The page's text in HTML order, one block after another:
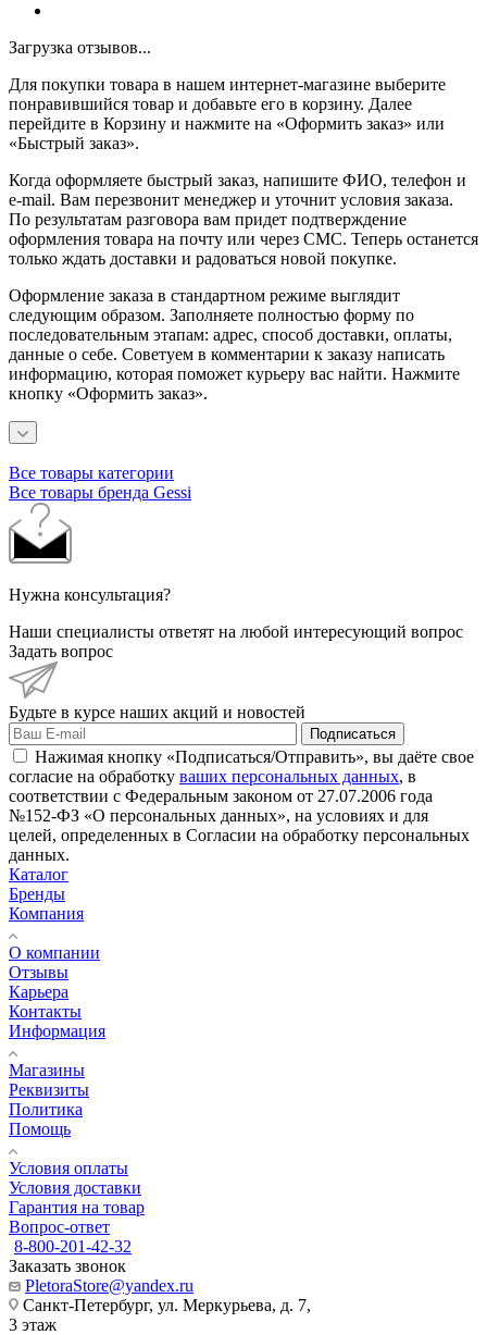
Загрузка отзывов...
Для покупки товара в нашем интернет-магазине выберите
понравившийся товар и добавьте его в корзину. Далее
перейдите в Корзину и нажмите на «Оформить заказ» или
«Быстрый заказ».
Когда оформляете быстрый заказ, напишите ФИО, телефон и
e-mail. Вам перезвонит менеджер и уточнит условия заказа.
По результатам разговора вам придет подтверждение
оформления товара на почту или через СМС. Теперь останется
только ждать доставки и радоваться новой покупке.
Оформление заказа в стандартном режиме выглядит
следующим образом. Заполняете полностью форму по
последовательным этапам: адрес, способ доставки, оплаты,
данные о себе. Советуем в комментарии к заказу написать
информацию, которая поможет курьеру вас найти. Нажмите
кнопку «Оформить заказ».
Все товары категории
Все товары бренда Gessi
Нужна консультация?
Наши специалисты ответят на любой интересующий вопрос
Задать вопрос
Будьте в курсе наших акций и новостей
Подписаться
Нажимая кнопку «Подписаться/Отправить», вы даёте свое
согласие на обработку ваших персональных данных, в
соответствии с Федеральным законом от 27.07.2006 года
№152-ФЗ «О персональных данных», на условиях и для
целей, определенных в Согласии на обработку персональных
данных.
Каталог
Бренды
Компания
О компании
Отзывы
Карьера
Контакты
Информация
Магазины
Реквизиты
Политика
Помощь
Условия оплаты
Условия доставки
Гарантия на товар
Вопрос-ответ
8-800-201-42-32
Заказать звонок
PletoraStore@yandex.ru
Санкт-Петербург, ул. Меркурьева, д. 7,
3 этаж